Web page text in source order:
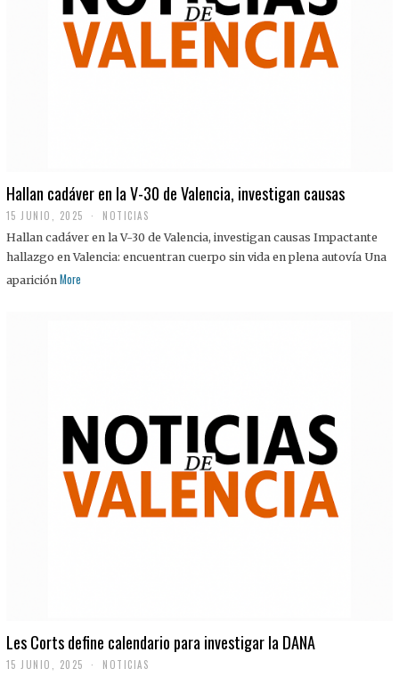
Hallan cadáver en la V-30 de Valencia, investigan causas
15 JUNIO, 2025 NOTICIAS
Hallan cadáver en la V-30 de Valencia, investigan causas Impactante
hallazgo en Valencia: encuentran cuerpo sin vida en plena autovía Una
aparición More
Les Corts define calendario para investigar la DANA
15 JUNIO, 2025 NOTICIAS